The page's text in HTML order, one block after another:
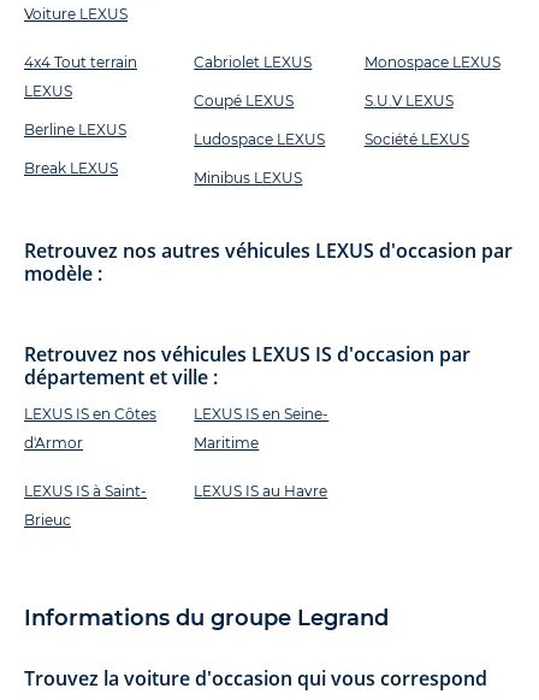
Voiture LEXUS
4x4 Tout terrain
LEXUS
Berline LEXUS
Break LEXUS
Cabriolet LEXUS
Coupé LEXUS
Ludospace LEXUS
Minibus LEXUS
Monospace LEXUS
S.U.V LEXUS
Société LEXUS
Retrouvez nos autres véhicules LEXUS d'occasion par
modèle :
Retrouvez nos véhicules LEXUS IS d'occasion par
département et ville :
LEXUS IS en Côtes
d'Armor
LEXUS IS en Seine-
Maritime
LEXUS IS à Saint-
Brieuc
LEXUS IS au Havre
Informations du groupe Legrand
Trouvez la voiture d'occasion qui vous correspond